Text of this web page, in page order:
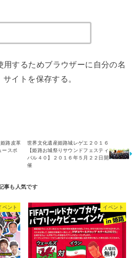
用するためブラウザーに自分の名
イトを保存する。
姫路皮革
ースポ
世界文化遺産姫路城レゲエ２０１６
【姫路お城祭りサウンドフェスティ
バル４０】２０１６年５月２２日開
催
ベント イベント